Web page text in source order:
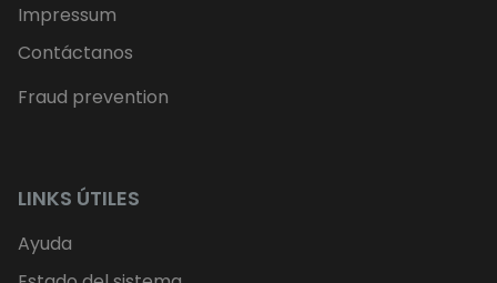
Impressum
Contáctanos
Fraud prevention
LINKS ÚTILES
Ayuda